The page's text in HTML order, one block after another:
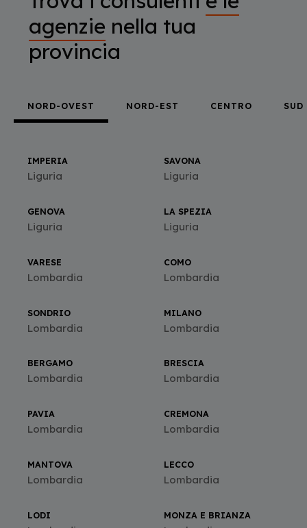
agenzie nella tua
provincia
NORD-OVEST NORD-EST CENTRO SUD
IMPERIA
Liguria
SAVONA
Liguria
GENOVA
Liguria
LA SPEZIA
Liguria
VARESE
Lombardia
COMO
Lombardia
SONDRIO
Lombardia
MILANO
Lombardia
BERGAMO
Lombardia
BRESCIA
Lombardia
PAVIA
Lombardia
CREMONA
Lombardia
MANTOVA
Lombardia
LECCO
Lombardia
LODI MONZA E BRIANZA